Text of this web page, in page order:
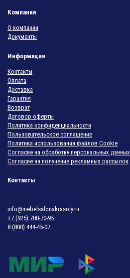
Компания
О компании
Документы
Информация
Контакты
Оплата
Доставка
Гарантия
Возврат
Договор оферты
Политика конфиденциальности
Пользовательское соглашение
Политика использования файлов Cookie
Согласие на обработку персональных данных
Согласие на получение рекламных рассылок
Контакты
info@mebelsalonakrasoty.ru
+7 (925) 700-70-95
8 (800) 444-45-07